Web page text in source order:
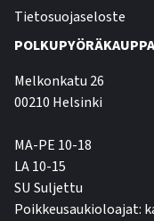
Tietosuojaseloste
POLKUPYÖRÄKAUPPA
Melkonkatu 26
00210 Helsinki
MA-PE 10-18
LA 10-15
SU Suljettu
Poikkeusaukioloajat: